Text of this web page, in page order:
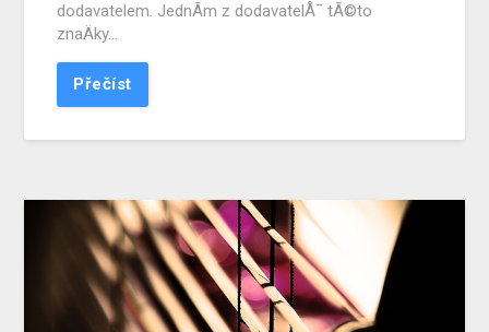
dodavatelem. JednÃ­m z dodavatelÅ¯ tÃ©to
znaÄky…
Přečíst